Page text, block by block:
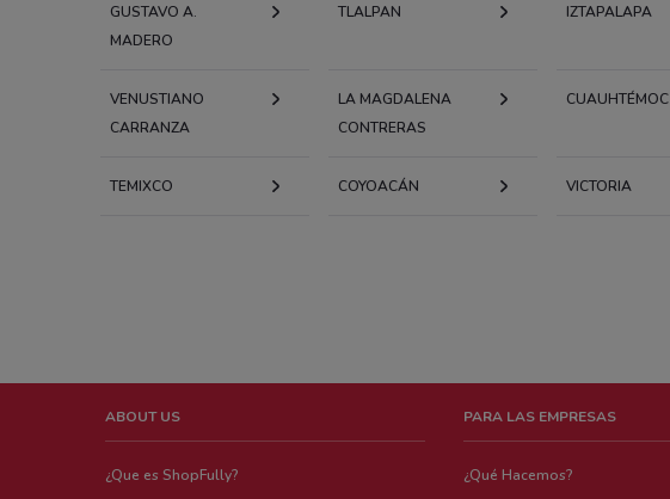
GUSTAVO A.
MADERO
TLALPAN IZTAPALAPA
VENUSTIANO
CARRANZA
LA MAGDALENA
CONTRERAS
CUAUHTÉMOC
TEMIXCO COYOACÁN VICTORIA
ABOUT US
¿Que es ShopFully?
PARA LAS EMPRESAS
¿Qué Hacemos?